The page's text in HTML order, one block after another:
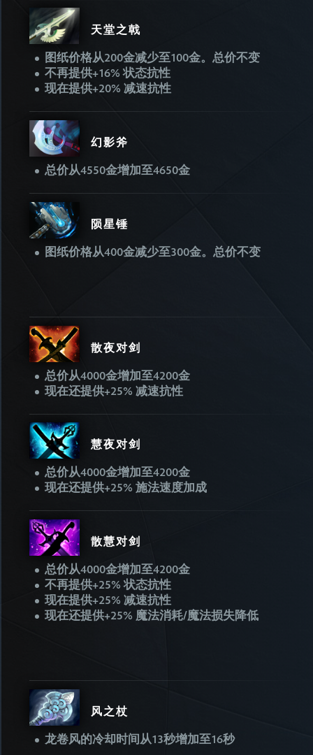
天堂之戟
图纸价格从200金减少至100金。总价不变
不再提供+16% 状态抗性
现在提供+20% 减速抗性
幻影斧
总价从4550金增加至4650金
陨星锤
图纸价格从400金减少至300金。总价不变
散夜对剑
总价从4000金增加至4200金
现在还提供+25% 减速抗性
慧夜对剑
总价从4000金增加至4200金
现在还提供+25% 施法速度加成
散慧对剑
总价从4000金增加至4200金
不再提供+25% 状态抗性
现在提供+25% 减速抗性
现在还提供+25% 魔法消耗/魔法损失降低
风之杖
龙卷风的冷却时间从13秒增加至16秒